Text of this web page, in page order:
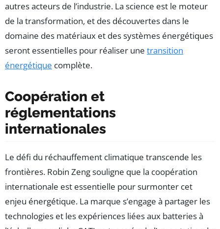
autres acteurs de l’industrie. La science est le moteur
de la transformation, et des découvertes dans le
domaine des matériaux et des systèmes énergétiques
seront essentielles pour réaliser une transition
énergétique complète.
Coopération et
réglementations
internationales
Le défi du réchauffement climatique transcende les
frontières. Robin Zeng souligne que la coopération
internationale est essentielle pour surmonter cet
enjeu énergétique. La marque s’engage à partager les
technologies et les expériences liées aux batteries à